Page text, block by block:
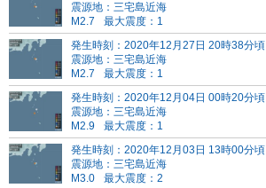
震源地：三宅島近海
M2.7
最大震度：1
発生時刻：2020年12月27日 20時38分頃
震源地：三宅島近海
M2.7
最大震度：1
発生時刻：2020年12月04日 00時20分頃
震源地：三宅島近海
M2.9
最大震度：1
発生時刻：2020年12月03日 13時00分頃
震源地：三宅島近海
M3.0
最大震度：2